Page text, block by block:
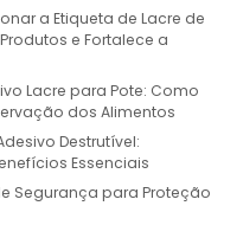
a Etiqueta de Lacre de
e Fortalece a
Lacre para Pote: Como
dos Alimentos
Destrutível:
Essenciais
Segurança para Proteção